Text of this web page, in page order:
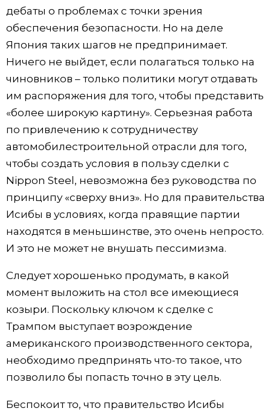
дебаты о проблемах с точки зрения
обеспечения безопасности. Но на деле
Япония таких шагов не предпринимает.
Ничего не выйдет, если полагаться только на
чиновников – только политики могут отдавать
им распоряжения для того, чтобы представить
«более широкую картину». Серьезная работа
по привлечению к сотрудничеству
автомобилестроительной отрасли для того,
чтобы создать условия в пользу сделки с
Nippon Steel, невозможна без руководства по
принципу «сверху вниз». Но для правительства
Исибы в условиях, когда правящие партии
находятся в меньшинстве, это очень непросто.
И это не может не внушать пессимизма.
Следует хорошенько продумать, в какой
момент выложить на стол все имеющиеся
козыри. Поскольку ключом к сделке с
Трампом выступает возрождение
американского производственного сектора,
необходимо предпринять что-то такое, что
позволило бы попасть точно в эту цель.
Беспокоит то, что правительство Исибы